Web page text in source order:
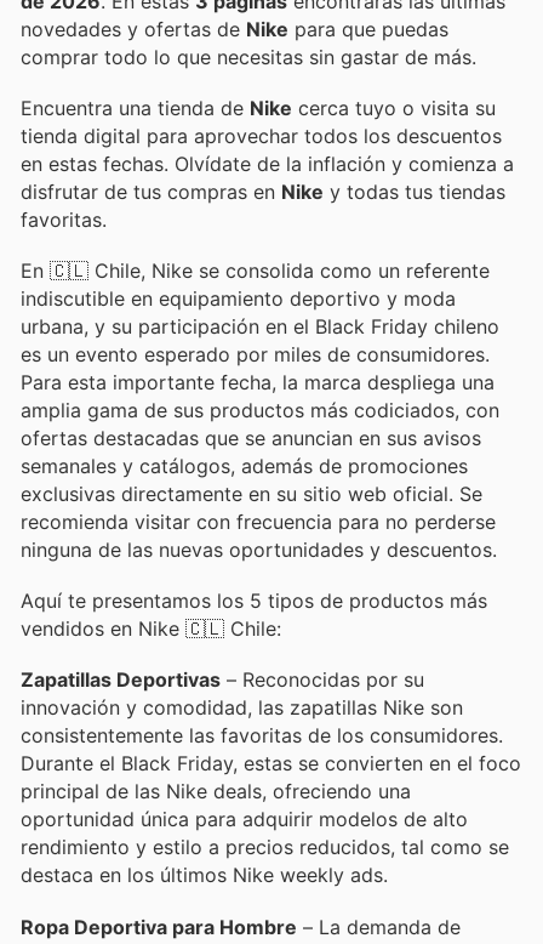
novedades y ofertas de Nike para que puedas
comprar todo lo que necesitas sin gastar de más.
Encuentra una tienda de Nike cerca tuyo o visita su
tienda digital para aprovechar todos los descuentos
en estas fechas. Olvídate de la inflación y comienza a
disfrutar de tus compras en Nike y todas tus tiendas
favoritas.
En 🇨🇱 Chile, Nike se consolida como un referente
indiscutible en equipamiento deportivo y moda
urbana, y su participación en el Black Friday chileno
es un evento esperado por miles de consumidores.
Para esta importante fecha, la marca despliega una
amplia gama de sus productos más codiciados, con
ofertas destacadas que se anuncian en sus avisos
semanales y catálogos, además de promociones
exclusivas directamente en su sitio web oficial. Se
recomienda visitar con frecuencia para no perderse
ninguna de las nuevas oportunidades y descuentos.
Aquí te presentamos los 5 tipos de productos más
vendidos en Nike 🇨🇱 Chile:
Zapatillas Deportivas – Reconocidas por su
innovación y comodidad, las zapatillas Nike son
consistentemente las favoritas de los consumidores.
Durante el Black Friday, estas se convierten en el foco
principal de las Nike deals, ofreciendo una
oportunidad única para adquirir modelos de alto
rendimiento y estilo a precios reducidos, tal como se
destaca en los últimos Nike weekly ads.
Ropa Deportiva para Hombre – La demanda de